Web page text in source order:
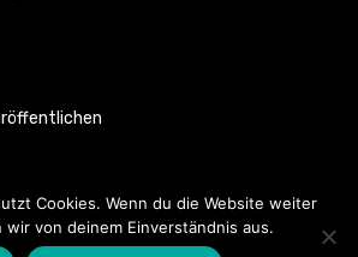
Cookies. Wenn du die Website weiter
von deinem Einverständnis aus.